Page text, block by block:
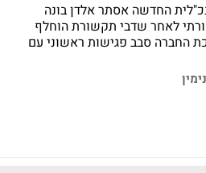
החדשה אסתר אלדן בונה
לאחר שדבי תקשורת הוחלף
החברה סבב פגישות ראשוני עם